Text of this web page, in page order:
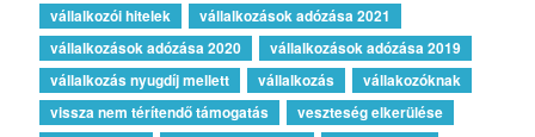
vállalkozói hitelek
vállalkozások adózása 2021
vállalkozások adózása 2020
vállalkozások adózása 2019
vállalkozás nyugdíj mellett
vállalkozás
vállakozóknak
vissza nem térítendő támogatás
veszteség elkerülése